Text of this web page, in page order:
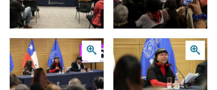
Zoom Zoom